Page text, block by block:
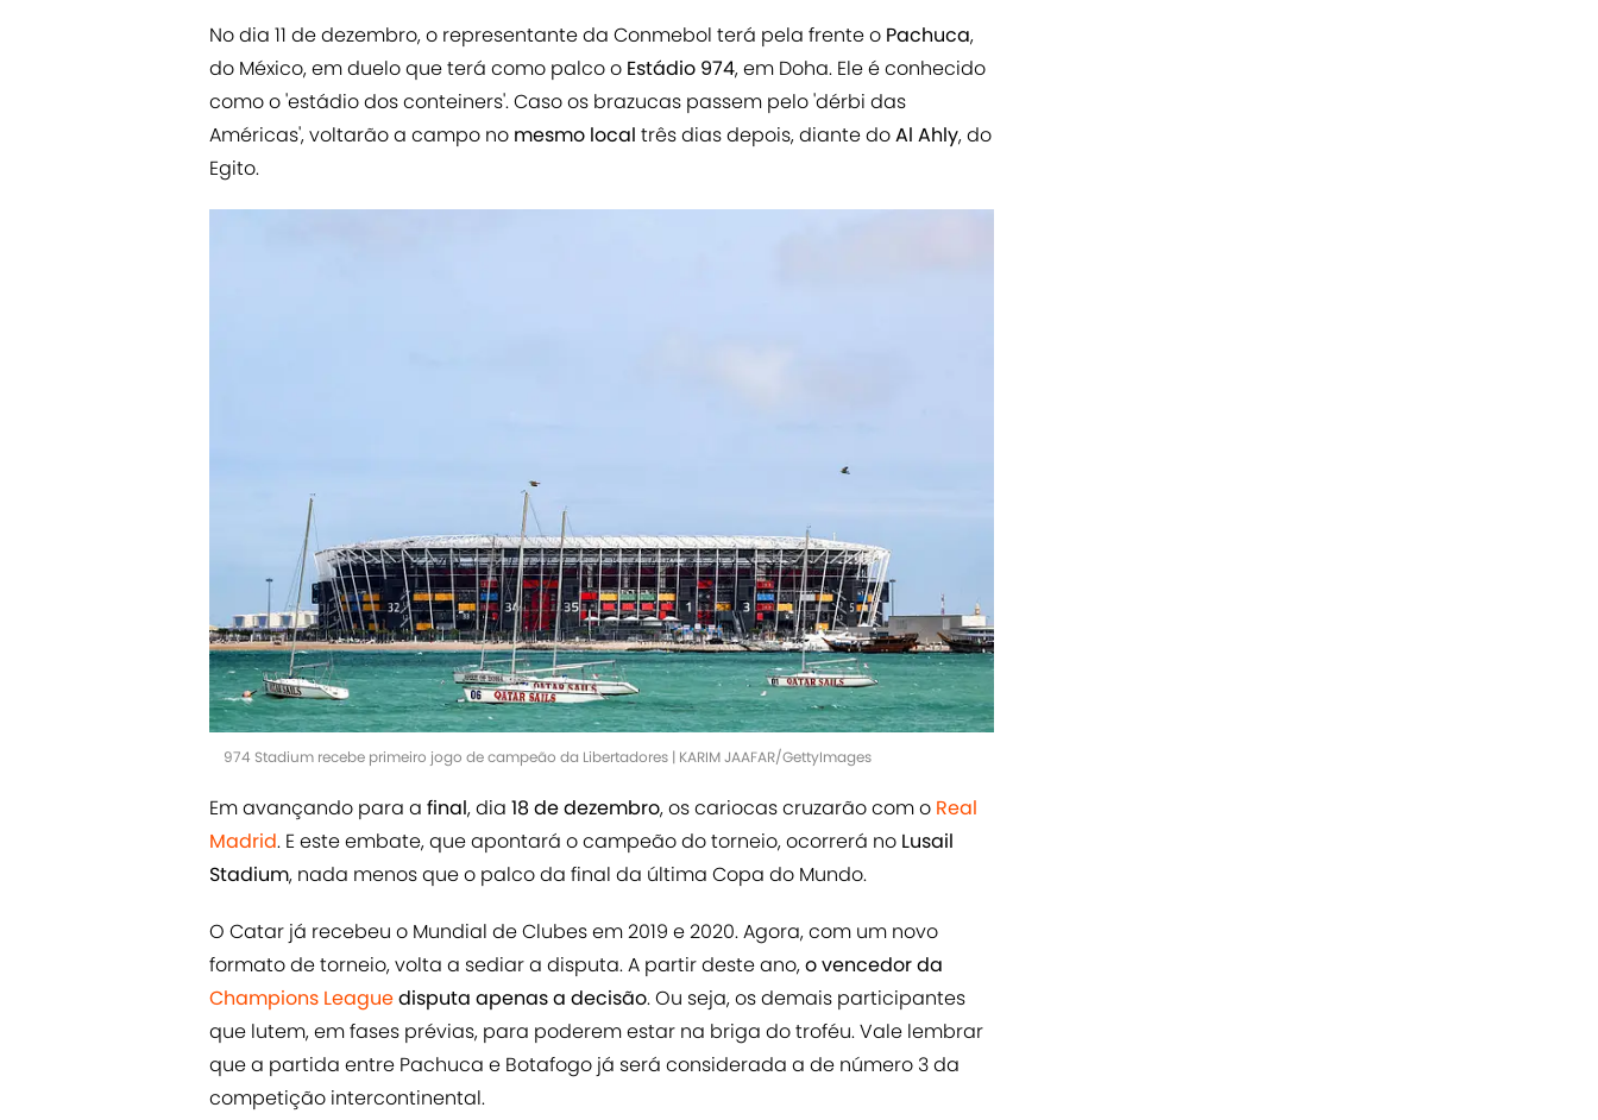
No dia 11 de dezembro, o representante da Conmebol terá pela frente o Pachuca,
do México, em duelo que terá como palco o Estádio 974, em Doha. Ele é conhecido
como o 'estádio dos conteiners'. Caso os brazucas passem pelo 'dérbi das
Américas', voltarão a campo no mesmo local três dias depois, diante doAl Ahly, do
Egito.
974 Stadium recebe primeiro jogo de campeão da Libertadores | KARIM JAAFAR/GettyImages
Em avançando para a final, dia 18 de dezembro, os cariocas cruzarão com o Real
Madrid. E este embate, que apontará o campeão do torneio, ocorrerá no Lusail
Stadium, nada menos que o palco da final da última Copa do Mundo.
O Catar já recebeu o Mundial de Clubes em 2019 e 2020. Agora, com um novo
formato de torneio, volta a sediar a disputa. A partir deste ano,o vencedor da
Champions Leaguedisputa apenas a decisão. Ou seja, os demais participantes
que lutem, em fases prévias, para poderem estar na briga do troféu. Vale lembrar
que a partida entre Pachuca e Botafogo já será considerada a de número 3 da
competição intercontinental.